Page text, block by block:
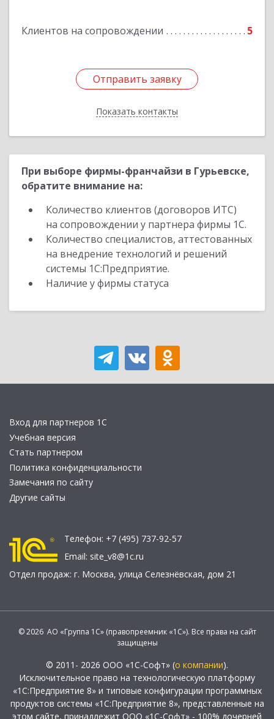
Клиентов на сопровождении 5
Отправить заявку
Показать контакты
Отправить заявку
Назад
При выборе фирмы-франчайзи в Гурьевске,
обратите внимание на:
Количество клиентов (договоров ИТС)
на сопровождении у партнера фирмы 1С.
Количество специалистов, аттестованных
на внедрение технологий и решений
системы 1С:Предприятие.
Наличие у фирмы статуса
Вход для партнеров 1С
Учебная версия
Стать партнером
Политика конфиденциальности
Замечания по сайту
Другие сайты
Телефон: +7 (495) 737-92-57
Email: site_v8@1c.ru
Отдел продаж: г. Москва, улица Селезнёвская, дом 21
© 2026 АО «Группа 1С» (правопреемник «1С»). Все права на сайт
защищены
© 2011- 2026 ООО «1С-Софт» (о компании).
Исключительное право на технологическую платформу
«1С:Предприятие 8» и типовые конфигурации программных
продуктов системы «1С:Предприятие 8», представленные на
этом сайте, принадлежит ООО «1С-Софт» - 100% дочерней